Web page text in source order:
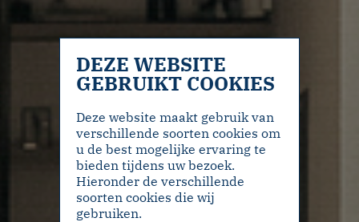
DEZE WEBSITE
GEBRUIKT COOKIES
Deze website maakt gebruik van
verschillende soorten cookies om
u de best mogelijke ervaring te
bieden tijdens uw bezoek.
Hieronder de verschillende
soorten cookies die wij
gebruiken.